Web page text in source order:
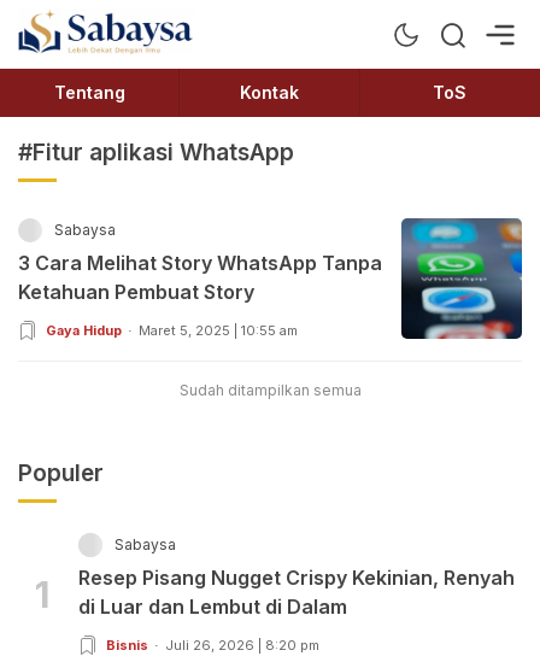
Sabaysa
Lebih Dekat Dengan Ilmu
Tentang Kontak ToS
#Fitur aplikasi WhatsApp
Sabaysa
3 Cara Melihat Story WhatsApp Tanpa
Ketahuan Pembuat Story
Gaya Hidup Maret 5, 2025 | 10:55 am
Sudah ditampilkan semua
Populer
1
Sabaysa
Resep Pisang Nugget Crispy Kekinian, Renyah
di Luar dan Lembut di Dalam
Bisnis Juli 26, 2026 | 8:20 pm